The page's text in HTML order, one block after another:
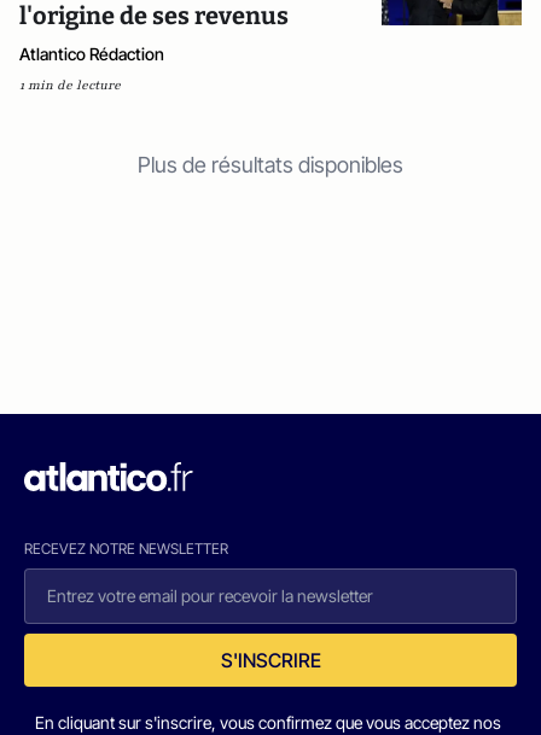
l'origine de ses revenus
Atlantico Rédaction
1 min de lecture
Plus de résultats disponibles
RECEVEZ NOTRE NEWSLETTER
S'INSCRIRE
En cliquant sur s'inscrire, vous confirmez que vous acceptez nos